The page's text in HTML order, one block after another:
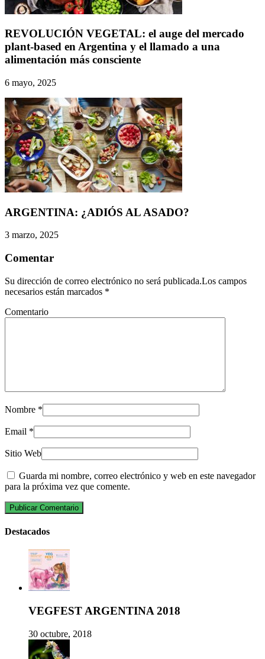
REVOLUCIÓN VEGETAL: el auge del mercado
plant-based en Argentina y el llamado a una
alimentación más consciente
6 mayo, 2025
ARGENTINA: ¿ADIÓS AL ASADO?
3 marzo, 2025
Comentar
Su dirección de correo electrónico no será publicada.Los campos
necesarios están marcados *
Comentario
Nombre *
Email *
Sitio Web
Guarda mi nombre, correo electrónico y web en este navegador
para la próxima vez que comente.
Destacados
VEGFEST ARGENTINA 2018
30 octubre, 2018